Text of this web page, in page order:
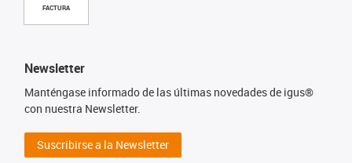
FACTURA
Newsletter
Manténgase informado de las últimas novedades de igus®
con nuestra Newsletter.
Suscribirse a la Newsletter